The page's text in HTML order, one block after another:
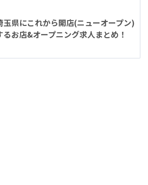
玉県にこれから開店(ニューオープン)
るお店&オープニング求人まとめ！